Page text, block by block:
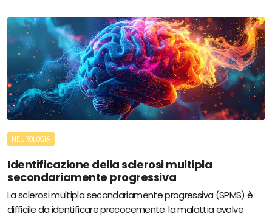
NEUROLOGIA
Identificazione della sclerosi multipla
secondariamente progressiva
La sclerosi multipla secondariamente progressiva (SPMS) è
difficile da identificare precocemente: la malattia evolve